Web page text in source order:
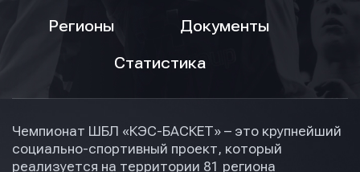
Регионы
Документы
Статистика
Чемпионат ШБЛ «КЭС-БАСКЕТ» – это крупнейший
социально-спортивный проект, который
реализуется на территории 81 региона